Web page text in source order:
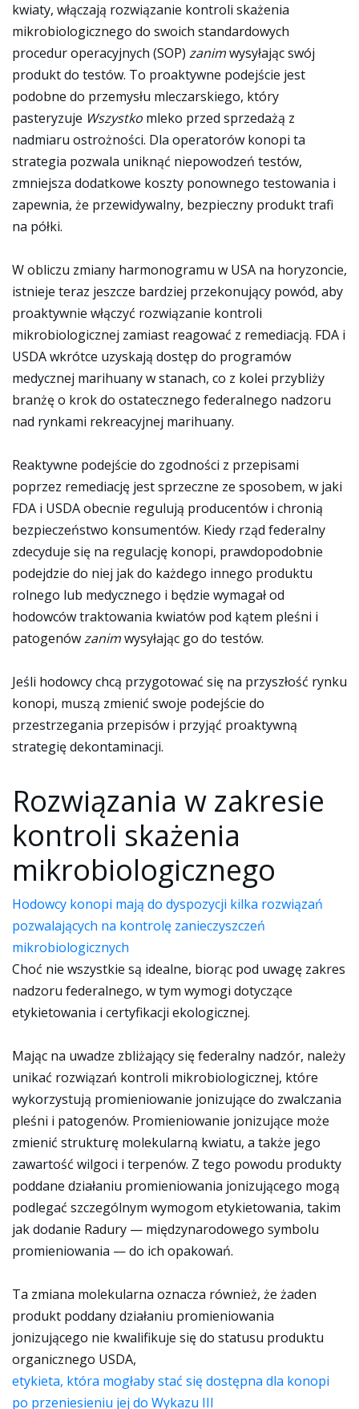
kwiaty, włączają rozwiązanie kontroli skażenia
mikrobiologicznego do swoich standardowych
procedur operacyjnych (SOP) zanimwysyłając swój
produkt do testów. To proaktywne podejście jest
podobne do przemysłu mleczarskiego, który
pasteryzuje Wszystko mleko przed sprzedażą z
nadmiaru ostrożności. Dla operatorów konopi ta
strategia pozwala uniknąć niepowodzeń testów,
zmniejsza dodatkowe koszty ponownego testowania i
zapewnia, że przewidywalny, bezpieczny produkt trafi
na półki.
W obliczu zmiany harmonogramu w USA na horyzoncie,
istnieje teraz jeszcze bardziej przekonujący powód, aby
proaktywnie włączyć rozwiązanie kontroli
mikrobiologicznej zamiast reagować z remediacją. FDA i
USDA wkrótce uzyskają dostęp do programów
medycznej marihuany w stanach, co z kolei przybliży
branżę o krok do ostatecznego federalnego nadzoru
nad rynkami rekreacyjnej marihuany.
Reaktywne podejście do zgodności z przepisami
poprzez remediację jest sprzeczne ze sposobem, w jaki
FDA i USDA obecnie regulują producentów i chronią
bezpieczeństwo konsumentów. Kiedy rząd federalny
zdecyduje się na regulację konopi, prawdopodobnie
podejdzie do niej jak do każdego innego produktu
rolnego lub medycznego i będzie wymagał od
hodowców traktowania kwiatów pod kątem pleśni i
patogenówzanimwysyłając go do testów.
Jeśli hodowcy chcą przygotować się na przyszłość rynku
konopi, muszą zmienić swoje podejście do
przestrzegania przepisów i przyjąć proaktywną
strategię dekontaminacji.
Rozwiązania w zakresie
kontroli skażenia
mikrobiologicznego
Hodowcy konopi mają do dyspozycji kilka rozwiązań
pozwalających na kontrolę zanieczyszczeń
mikrobiologicznych
Choć nie wszystkie są idealne, biorąc pod uwagę zakres
nadzoru federalnego, w tym wymogi dotyczące
etykietowania i certyfikacji ekologicznej.
Mając na uwadze zbliżający się federalny nadzór, należy
unikać rozwiązań kontroli mikrobiologicznej, które
wykorzystują promieniowanie jonizujące do zwalczania
pleśni i patogenów. Promieniowanie jonizujące może
zmienić strukturę molekularną kwiatu, a także jego
zawartość wilgoci i terpenów. Z tego powodu produkty
poddane działaniu promieniowania jonizującego mogą
podlegać szczególnym wymogom etykietowania, takim
jak dodanie Radury — międzynarodowego symbolu
promieniowania — do ich opakowań.
Ta zmiana molekularna oznacza również, że żaden
produkt poddany działaniu promieniowania
jonizującego nie kwalifikuje się do statusu produktu
organicznego USDA,
etykieta, która mogłaby stać się dostępna dla konopi
po przeniesieniu jej do Wykazu III